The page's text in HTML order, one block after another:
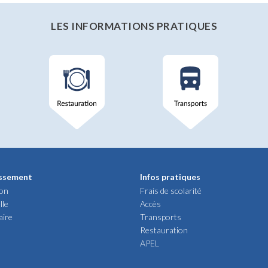
LES INFORMATIONS PRATIQUES
Infos pratiques
Frais de scolarité
Accès
Transports
Restauration
APEL